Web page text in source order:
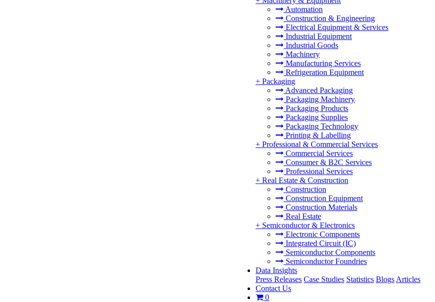
Automation
Construction & Engineering
Electrical Equipment & Services
Industrial Equipment
Industrial Goods
Machinery
Manufacturing Services
Refrigeration Equipment
+ Packaging
Advanced Packaging
Packaging Machinery
Packaging Products
Packaging Supplies
Packaging Technology
Printing & Labelling
+ Professional & Commercial Services
Commercial Services
Consumer & B2C Services
Professional Services
+ Real Estate & Construction
Construction
Construction Equipment
Construction Materials
Real Estate
+ Semiconductor & Electronics
Electronic Components
Integrated Circuit (IC)
Semiconductor Components
Semiconductor Foundries
Data Insights
Press Releases Case Studies Statistics Blogs Articles
Contact Us
0